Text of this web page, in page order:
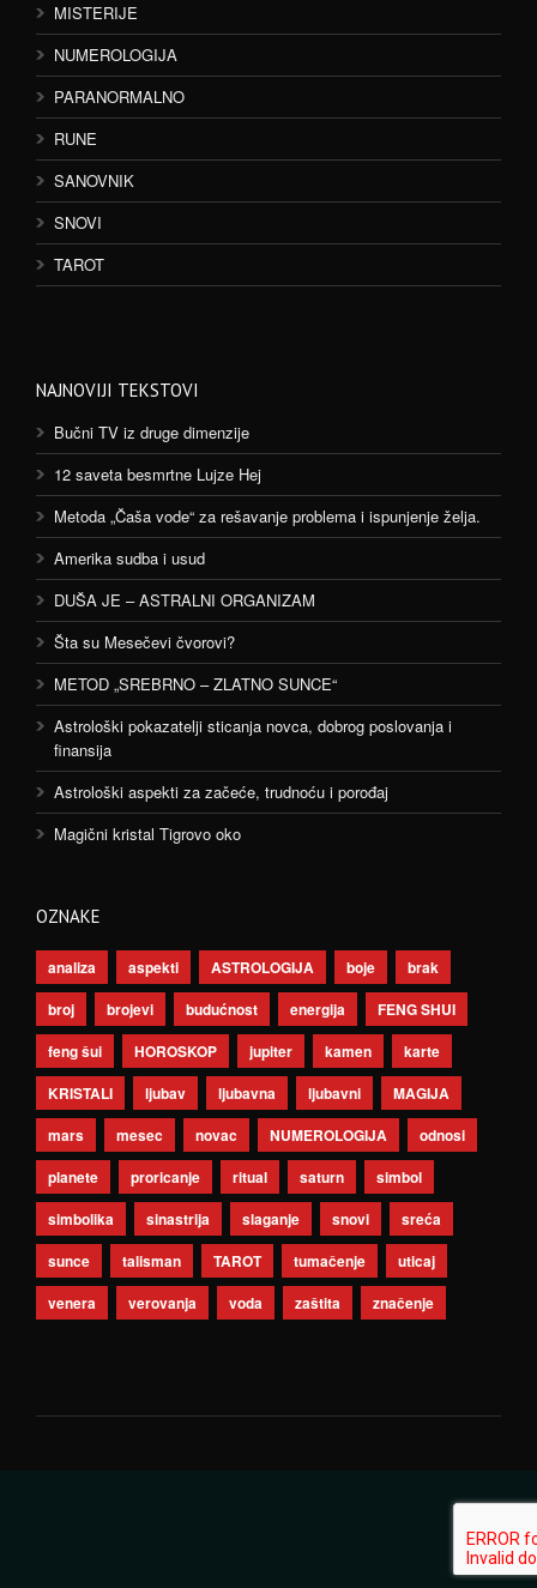
MISTERIJE
NUMEROLOGIJA
PARANORMALNO
RUNE
SANOVNIK
SNOVI
TAROT
NAJNOVIJI TEKSTOVI
Bučni TV iz druge dimenzije
12 saveta besmrtne Lujze Hej
Metoda „Čaša vode“ za rešavanje problema i ispunjenje želja.
Amerika sudba i usud
DUŠA JE – ASTRALNI ORGANIZAM
Šta su Mesečevi čvorovi?
METOD „SREBRNO – ZLATNO SUNCE“
Astrološki pokazatelji sticanja novca, dobrog poslovanja i
finansija
Astrološki aspekti za začeće, trudnoću i porođaj
Magični kristal Tigrovo oko
OZNAKE
analiza aspekti ASTROLOGIJA boje
brak
broj
brojevi budućnost energija
FENG SHUI
feng šui
HOROSKOP jupiter kamen
karte
KRISTALI
ljubav ljubavna ljubavni
MAGIJA
mars
mesec novac NUMEROLOGIJA
odnosi
planete
proricanje ritual saturn
simbol
simbolika
sinastrija slaganje snovi
sreća
sunce
talisman TAROT tumačenje
uticaj
venera
verovanja voda zaštita značenje